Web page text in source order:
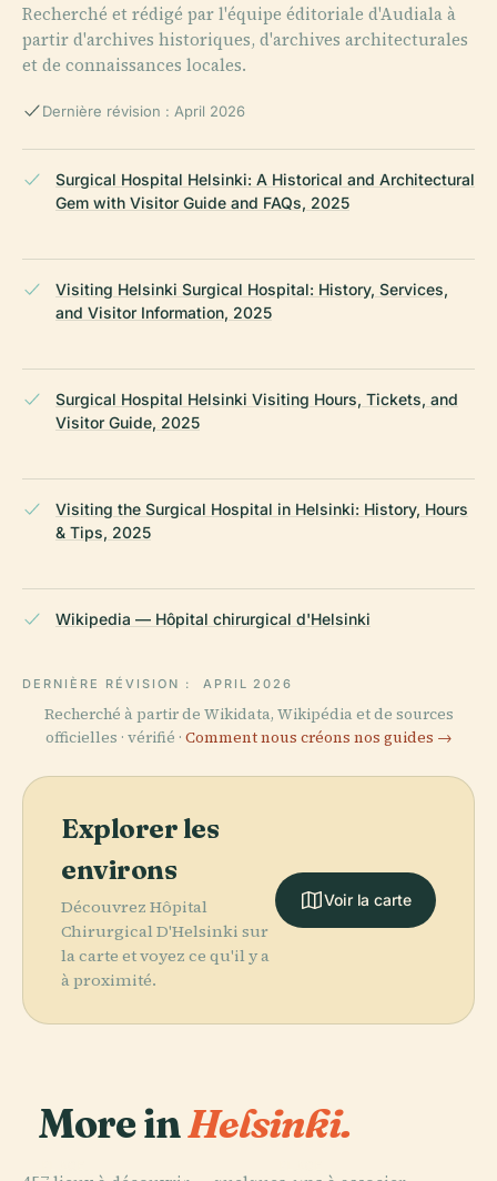
Recherché et rédigé par l'équipe éditoriale d'Audiala à
partir d'archives historiques, d'archives architecturales
et de connaissances locales.
Dernière révision : April 2026
Surgical Hospital Helsinki: A Historical and Architectural
Gem with Visitor Guide and FAQs, 2025
Visiting Helsinki Surgical Hospital: History, Services,
and Visitor Information, 2025
Surgical Hospital Helsinki Visiting Hours, Tickets, and
Visitor Guide, 2025
Visiting the Surgical Hospital in Helsinki: History, Hours
& Tips, 2025
Wikipedia — Hôpital chirurgical d'Helsinki
DERNIÈRE RÉVISION : APRIL 2026
Recherché à partir de Wikidata, Wikipédia et de sources
officielles · vérifié · Comment nous créons nos guides →
Explorer les
environs
Découvrez Hôpital
Chirurgical D'Helsinki sur
la carte et voyez ce qu'il y a
à proximité.
Voir la carte
More inHelsinki.